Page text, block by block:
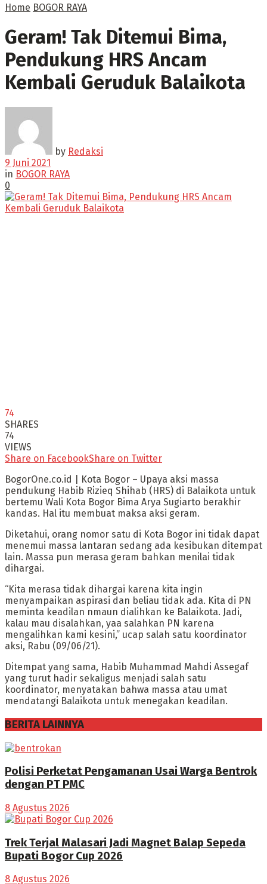
Home BOGOR RAYA
Geram! Tak Ditemui Bima,
Pendukung HRS Ancam
Kembali Geruduk Balaikota
by Redaksi
9 Juni 2021
in BOGOR RAYA
0
74
SHARES
74
VIEWS
Share on FacebookShare on Twitter
BogorOne.co.id | Kota Bogor – Upaya aksi massa
pendukung Habib Rizieq Shihab (HRS) di Balaikota untuk
bertemu Wali Kota Bogor Bima Arya Sugiarto berakhir
kandas. Hal itu membuat maksa aksi geram.
Diketahui, orang nomor satu di Kota Bogor ini tidak dapat
menemui massa lantaran sedang ada kesibukan ditempat
lain. Massa pun merasa geram bahkan menilai tidak
dihargai.
“Kita merasa tidak dihargai karena kita ingin
menyampaikan aspirasi dan beliau tidak ada. Kita di PN
meminta keadilan nmaun dialihkan ke Balaikota. Jadi,
kalau mau disalahkan, yaa salahkan PN karena
mengalihkan kami kesini,” ucap salah satu koordinator
aksi, Rabu (09/06/21).
Ditempat yang sama, Habib Muhammad Mahdi Assegaf
yang turut hadir sekaligus menjadi salah satu
koordinator, menyatakan bahwa massa atau umat
mendatangi Balaikota untuk menegakan keadilan.
BERITA LAINNYA
Polisi Perketat Pengamanan Usai Warga Bentrok
dengan PT PMC
8 Agustus 2026
Trek Terjal Malasari Jadi Magnet Balap Sepeda
Bupati Bogor Cup 2026
8 Agustus 2026